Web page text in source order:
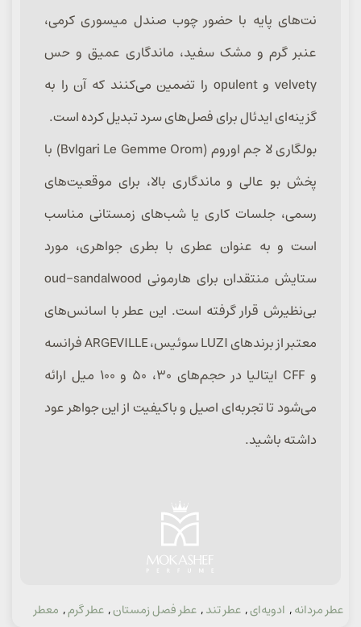
نت‌های پایه با حضور چوب صندل میسوری کرمی،
عنبر گرم و مشک سفید، ماندگاری عمیق و حس
velvety و opulent را تضمین می‌کنند که آن را به
گزینه‌ای ایدئال برای فصل‌های سرد تبدیل کرده است.
بولگاری لا جم اوروم (Bvlgari Le Gemme Orom) با
پخش بو عالی و ماندگاری بالا، برای موقعیت‌های
رسمی، جلسات کاری یا شب‌های زمستانی مناسب
است و به عنوان عطری با بطری جواهری، مورد
ستایش منتقدان برای هارمونی oud-sandalwood
بی‌نظیرش قرار گرفته است. این عطر با اسانس‌های
معتبر از برندهای LUZI سوئیس، ARGEVILLE فرانسه
و CFF ایتالیا در حجم‌های ۳۰، ۵۰ و ۱۰۰ میل ارائه
می‌شود تا تجربه‌ای اصیل و باکیفیت از این جواهر عود
داشته باشید.
عطر مردانه, ادویه‌ای, عطر تند, عطر فصل زمستان, عطر گرم, معطر